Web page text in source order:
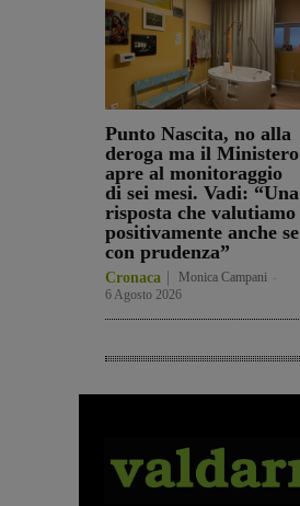
Punto Nascita, no alla
deroga ma il Ministero
apre al monitoraggio
di sei mesi. Vadi: “Una
risposta che valutiamo
positivamente anche se
con prudenza”
Cronaca Monica Campani
6 Agosto 2026